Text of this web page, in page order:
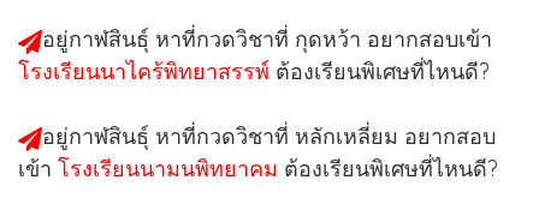
อยู่กาฬสินธุ์ หาที่กวดวิชาที่ กุดหว้า อยากสอบเข้า
โรงเรียนนาไคร้พิทยาสรรพ์ ต้องเรียนพิเศษที่ไหนดี?
อยู่กาฬสินธุ์ หาที่กวดวิชาที่ หลักเหลี่ยม อยากสอบ
เข้า โรงเรียนนามนพิทยาคม ต้องเรียนพิเศษที่ไหนดี?